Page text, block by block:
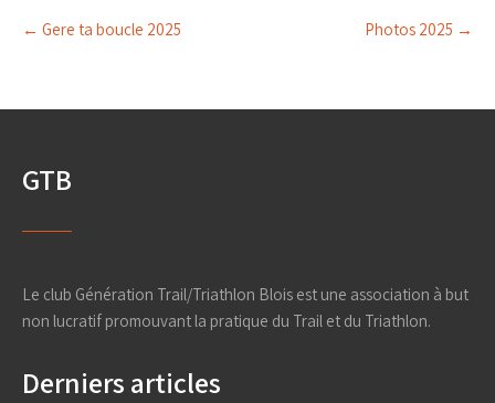
Post
navigation
← Gere ta boucle 2025 Photos 2025 →
GTB
Le club Génération Trail/Triathlon Blois est une association à but
non lucratif promouvant la pratique du Trail et du Triathlon.
Derniers articles